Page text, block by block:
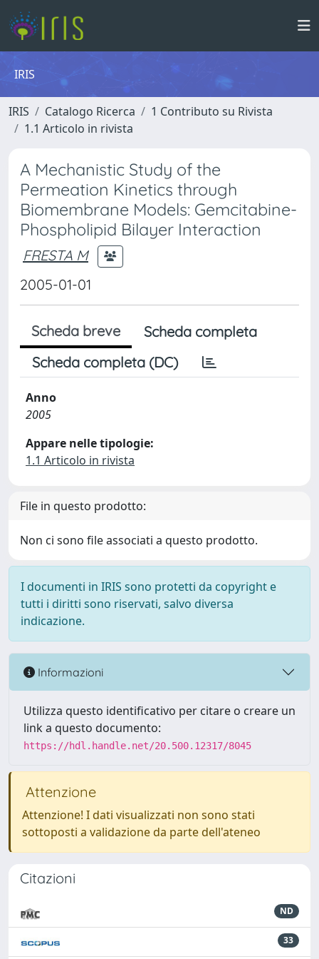
IRIS
IRIS Catalogo Ricerca
1 Contributo su Rivista
1.1 Articolo in rivista
A Mechanistic Study of the
Permeation Kinetics through
Biomembrane Models: Gemcitabine-
Phospholipid Bilayer Interaction
FRESTA M
2005-01-01
Scheda breve
Scheda completa
Scheda completa (DC)
Anno
2005
Appare nelle tipologie:
1.1 Articolo in rivista
File in questo prodotto:
Non ci sono file associati a questo prodotto.
I documenti in IRIS sono protetti da copyright e
tutti i diritti sono riservati, salvo diversa
indicazione.
Informazioni
Utilizza questo identificativo per citare o creare un
link a questo documento:
https://hdl.handle.net/20.500.12317/8045
Attenzione
Attenzione! I dati visualizzati non sono stati
sottoposti a validazione da parte dell'ateneo
Citazioni
ND
33